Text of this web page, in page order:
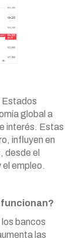
Estados
global a
interés. Estas
influyen en
desde el
empleo.
funcionan?
bancos
las